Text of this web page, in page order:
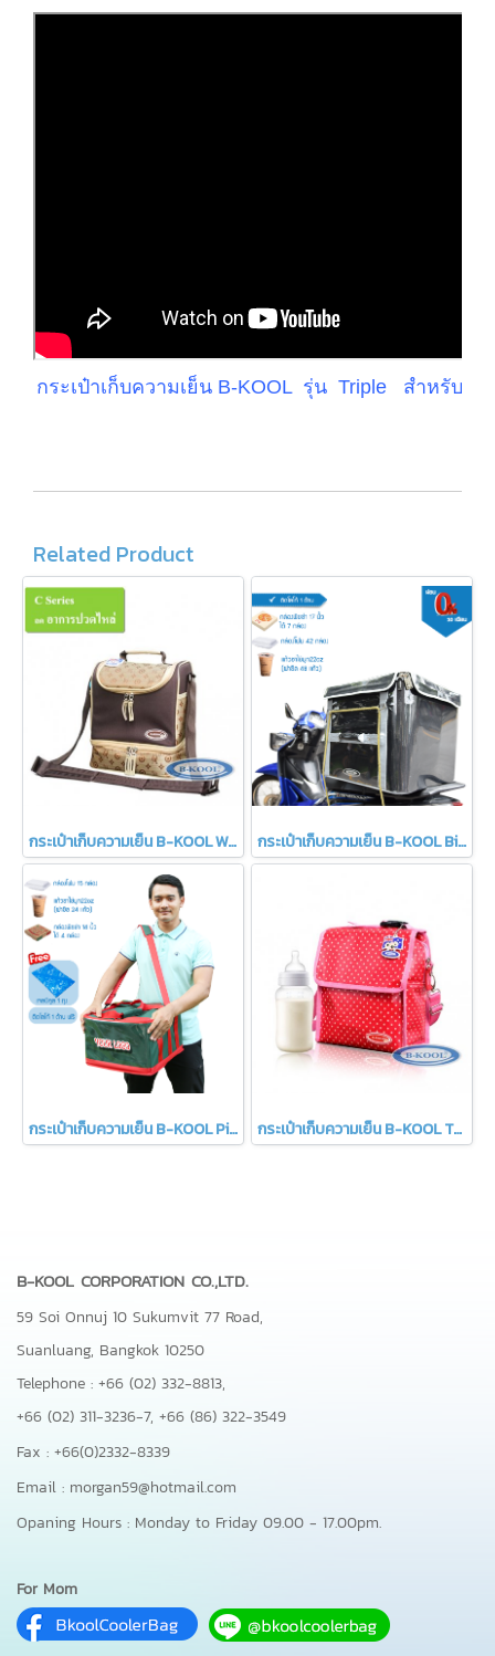
กระเป๋าเก็บความเย็น B-KOOL รุ่น Triple สำหรับเค
Related Product
กระเป๋าเก็บความเย็น B-KOOL Working Mom C กระเป๋าเก็บความเย็น B-KOOL Big Version
กระเป๋าเก็บความเย็น B-KOOL Pizzary Plus(copy) กระเป๋าเก็บความเย็น B-KOOL Toddler
B-KOOL CORPORATION CO.,LTD.
59 Soi Onnuj 10 Sukumvit 77 Road,
Suanluang, Bangkok 10250
Telephone : +66 (02) 332-8813,
+66 (02) 311-3236-7, +66 (86) 322-3549
Fax : +66(0)2332-8339
Email : morgan59@hotmail.com
Opaning Hours : Monday to Friday 09.00 - 17.00pm.
For Mom